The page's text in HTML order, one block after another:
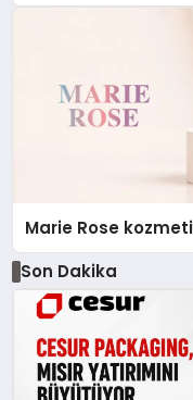
Düzenleyici
Marie Rose
Son Dakika